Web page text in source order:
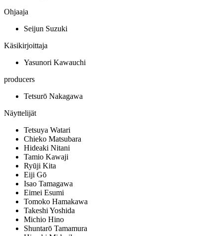
Ohjaaja
Seijun Suzuki
Käsikirjoittaja
Yasunori Kawauchi
producers
Tetsurō Nakagawa
Näyttelijät
Tetsuya Watari
Chieko Matsubara
Hideaki Nitani
Tamio Kawaji
Ryūji Kita
Eiji Gō
Isao Tamagawa
Eimei Esumi
Tomoko Hamakawa
Takeshi Yoshida
Michio Hino
Shuntarō Tamamura